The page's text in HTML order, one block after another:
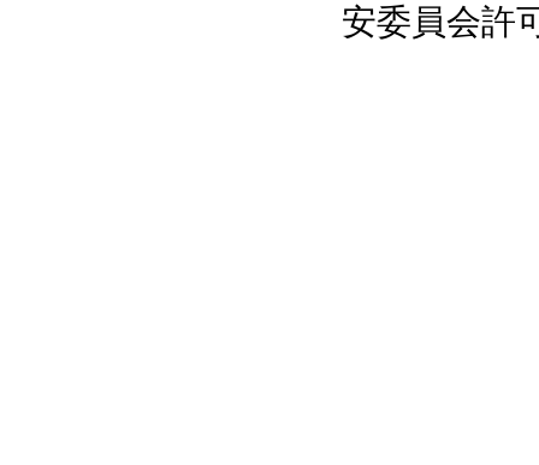
安委員会許